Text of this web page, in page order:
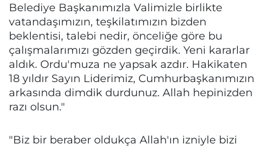
Belediye Başkanımızla Valimizle birlikte
vatandaşımızın, teşkilatımızın bizden
beklentisi, talebi nedir, önceliğe göre bu
çalışmalarımızı gözden geçirdik. Yeni kararlar
aldık. Ordu'muza ne yapsak azdır. Hakikaten
18 yıldır Sayın Liderimiz, Cumhurbaşkanımızın
arkasında dimdik durdunuz. Allah hepinizden
razı olsun."
"Biz bir beraber oldukça Allah'ın izniyle bizi